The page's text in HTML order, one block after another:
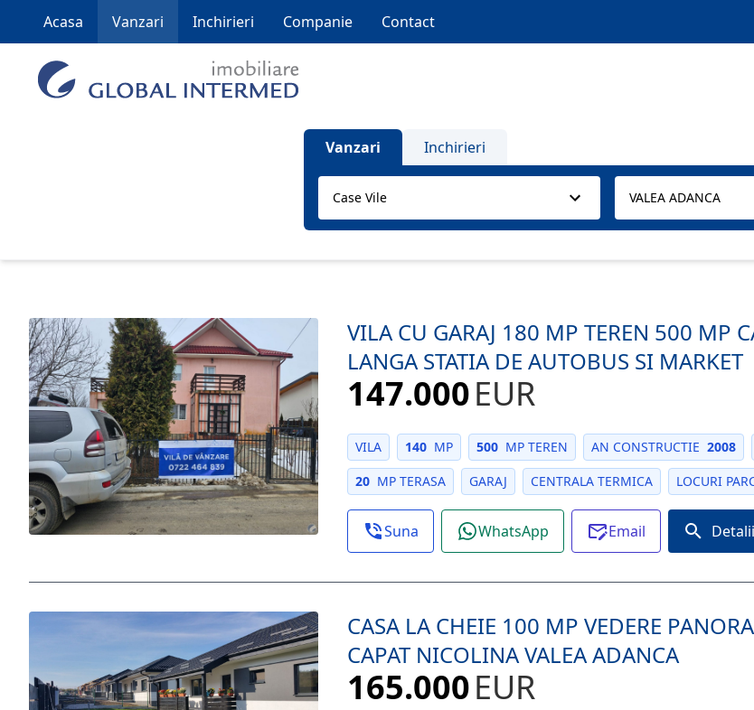
Acasa Vanzari Inchirieri Companie Contact
Vanzari Inchirieri
Case Vile VALEA ADANCA
VILA CU GARAJ 180 MP TEREN 500 MP
LANGA STATIA DE AUTOBUS SI MARKET
147.000EUR
VILA MP
140 MP TEREN
500 AN CONSTRUCTIE 2008
MP TERASA
20 GARAJ CENTRALA TERMICA LOCURI
Suna WhatsApp Email Detalii
CASA LA CHEIE 100 MP VEDERE
CAPAT NICOLINA VALEA ADANCA
165.000EUR